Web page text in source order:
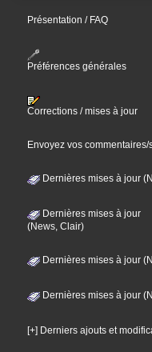
Présentation / FAQ
Préférences générales
Corrections / mises à jour
Envoyez vos
Dernières mises à jour
Dernières mises à jour
(News, Clair)
Dernières mises à jour
Dernières mises à jour
[+] Derniers ajouts et